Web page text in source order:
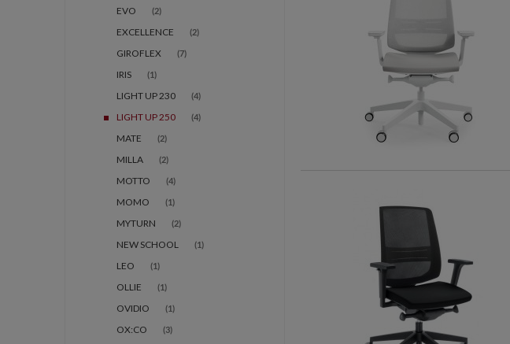
EVO (2)
EXCELLENCE (2)
GIROFLEX (7)
IRIS (1)
LIGHT UP 230 (4)
LIGHT UP 250 (4)
MATE (2)
MILLA (2)
MOTTO (4)
MOMO (1)
MYTURN (2)
NEW SCHOOL (1)
LEO (1)
OLLIE (1)
OVIDIO (1)
OX:CO (3)